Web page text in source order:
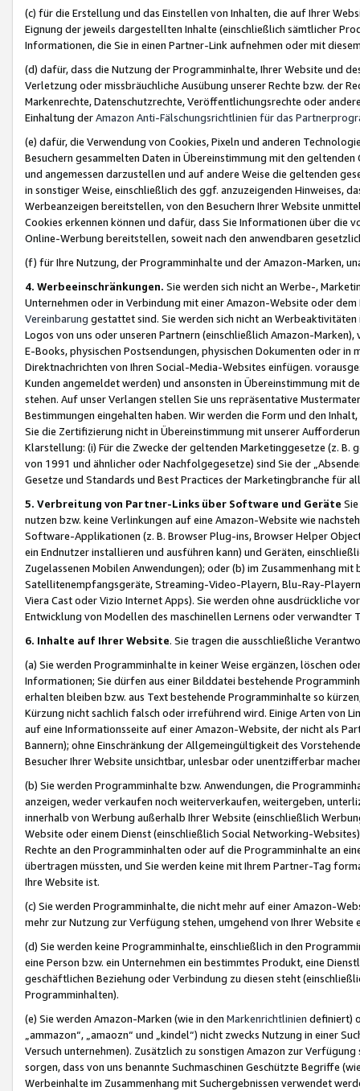
(c) für die Erstellung und das Einstellen von Inhalten, die auf Ihrer
Eignung der jeweils dargestellten Inhalte (einschließlich sämtlicher
Informationen, die Sie in einen Partner-Link aufnehmen oder mit
(d) dafür, dass die Nutzung der Programminhalte, Ihrer Website und
Verletzung oder missbräuchliche Ausübung unserer Rechte bzw. der
Markenrechte, Datenschutzrechte, Veröffentlichungsrechte oder
Einhaltung derAmazon Anti-Fälschungsrichtlinien für das
(e) dafür, die Verwendung von Cookies, Pixeln und anderen
Besuchern gesammelten Daten in Übereinstimmung mit den
und angemessen darzustellen und auf andere Weise die geltenden
in sonstiger Weise, einschließlich des ggf. anzuzeigenden Hinweises,
Werbeanzeigen bereitstellen, von den Besuchern Ihrer Website
Cookies erkennen können und dafür, dass Sie Informationen über die
Online-Werbung bereitstellen, soweit nach den anwendbaren
(f) für Ihre Nutzung, der Programminhalte und der Amazon-Marken,
4. Werbeeinschränkungen. Sie werden sich nicht an Werbe-,
Unternehmen oder in Verbindung mit einer Amazon-Website oder
Vereinbarung gestattet sind. Sie werden sich nicht an
Logos von uns oder unseren Partnern (einschließlich Amazon-
E-Books, physischen Postsendungen, physischen Dokumenten oder in
Direktnachrichten von Ihren Social-Media-Websites einfügen.
Kunden angemeldet werden) und ansonsten in Übereinstimmung mit
stehen. Auf unser Verlangen stellen Sie uns repräsentative
Bestimmungen eingehalten haben. Wir werden die Form und den
Sie die Zertifizierung nicht in Übereinstimmung mit unserer
Klarstellung: (i) Für die Zwecke der geltenden Marketinggesetze (z. B.
von 1991 und ähnlicher oder Nachfolgegesetze) sind Sie der
Gesetze und Standards und Best Practices der Marketingbranche für
5. Verbreitung von Partner-Links über Software und Geräte
nutzen bzw. keine Verlinkungen auf eine Amazon-Website wie
Software-Applikationen (z. B. Browser Plug-ins, Browser Helper
ein Endnutzer installieren und ausführen kann) und Geräten,
Zugelassenen Mobilen Anwendungen); oder (b) im Zusammenhang
Satellitenempfangsgeräte, Streaming-Video-Playern, Blu-Ray-
Viera Cast oder Vizio Internet Apps). Sie werden ohne ausdrückliche
Entwicklung von Modellen des maschinellen Lernens oder
6. Inhalte auf Ihrer Website. Sie tragen die ausschließliche
(a) Sie werden Programminhalte in keiner Weise ergänzen, löschen
Informationen; Sie dürfen aus einer Bilddatei bestehende
erhalten bleiben bzw. aus Text bestehende Programminhalte so
Kürzung nicht sachlich falsch oder irreführend wird. Einige Arten von
auf eine Informationsseite auf einer Amazon-Website, der nicht als
Bannern); ohne Einschränkung der Allgemeingültigkeit des
Besucher Ihrer Website unsichtbar, unlesbar oder unentzifferbar
(b) Sie werden Programminhalte bzw. Anwendungen, die
anzeigen, weder verkaufen noch weiterverkaufen, weitergeben,
innerhalb von Werbung außerhalb Ihrer Website (einschließlich
Website oder einem Dienst (einschließlich Social Networking-
Rechte an den Programminhalten oder auf die Programminhalte an
übertragen müssten, und Sie werden keine mit Ihrem Partner-Tag
Ihre Website ist.
(c) Sie werden Programminhalte, die nicht mehr auf einer Amazon-
mehr zur Nutzung zur Verfügung stehen, umgehend von Ihrer
(d) Sie werden keine Programminhalte, einschließlich in den
eine Person bzw. ein Unternehmen ein bestimmtes Produkt, eine
geschäftlichen Beziehung oder Verbindung zu diesen steht
Programminhalten).
(e) Sie werden Amazon-Marken (wie in den Markenrichtlinien definiert)
„ammazon“, „amaozn“ und „kindel“) nicht zwecks Nutzung in einer
Versuch unternehmen). Zusätzlich zu sonstigen Amazon zur
sorgen, dass von uns benannte Suchmaschinen Geschützte Begriffe
Werbeinhalte im Zusammenhang mit Suchergebnissen verwendet